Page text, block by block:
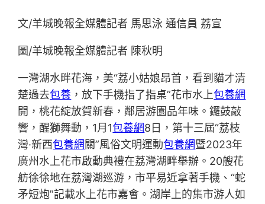
文/羊城晚報全媒體記者 馬思泳 通信員 荔宣
圖/羊城晚報全媒體記者 陳秋明
一灣湖水畔花海，美“荔小姑娘昂首，看到貓才清
楚過去包養 ，放下手機指了指桌”花市水上包養網
開，桃花綻放賀新春，鄰居游園品年味。鑼鼓敲
響，醒獅舞動，1月1包養網8日，第十三屆“荔枝
灣·新西包養網關”風俗文明運動包養網暨2023年
廣州水上花市啟動典禮在荔灣湖畔舉辦。20艘花
舫徐徐地在荔灣湖巡游，市平易近拿著手機、“蛇
矛短炮”記載水上花市嘉會。湖岸上的集市游人如